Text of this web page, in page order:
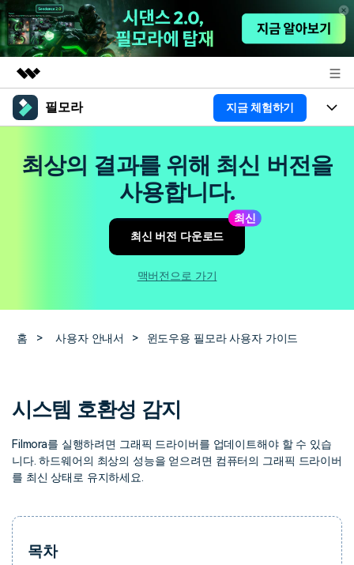
주요 제품
유틸리티
필모라 지금 체험하기
고객 지원
더 알아보기
가격
검색
최상의 결과를 위해 최신 버전을
사용합니다.
최신
최신 버전 다운로드
맥버전으로 가기
홈 > 사용자 안내서 > 윈도우용 필모라 사용자 가이드
시스템 호환성 감지
Filmora를 실행하려면 그래픽 드라이버를 업데이트해야 할 수 있습
니다. 하드웨어의 최상의 성능을 얻으려면 컴퓨터의 그래픽 드라이버
를 최신 상태로 유지하세요.
목차